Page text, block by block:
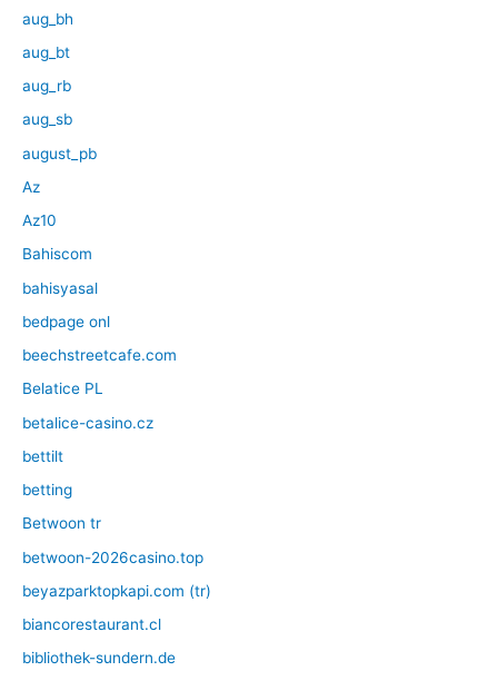
aug_bh
aug_bt
aug_rb
aug_sb
august_pb
Az
Az10
Bahiscom
bahisyasal
bedpage onl
beechstreetcafe.com
Belatice PL
betalice-casino.cz
bettilt
betting
Betwoon tr
betwoon-2026casino.top
beyazparktopkapi.com (tr)
biancorestaurant.cl
bibliothek-sundern.de